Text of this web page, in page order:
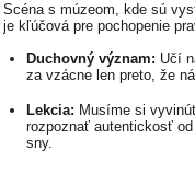
Scéna s múzeom, kde sú
je kľúčová pre pochopenie
Duchovný význam: Učí
za vzácne len preto, že
Lekcia: Musíme si
rozpoznať autentickosť
sny.